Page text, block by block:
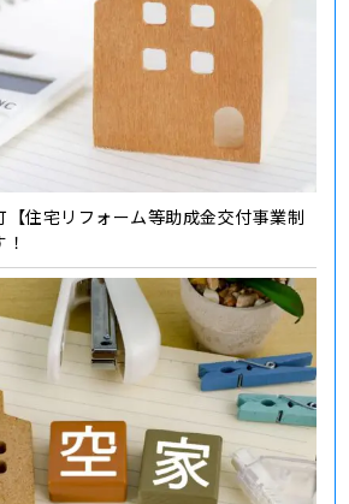
【住宅リフォーム等助成金交付事業制